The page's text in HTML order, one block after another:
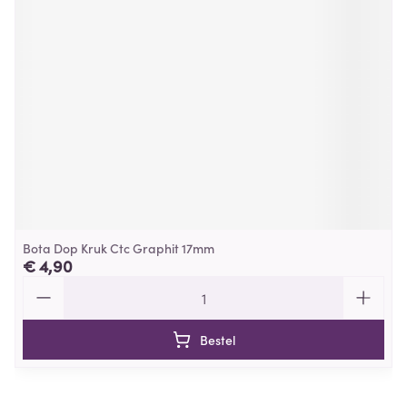
Bota Dop Kruk Ctc Graphit 17mm
€ 4,90
Bestel